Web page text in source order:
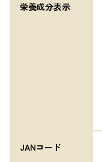
栄養成分表示
JANコード